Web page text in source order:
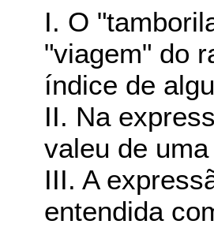
I. O
"viagem" do
índice de
II. Na
valeu de
III. A
entendida